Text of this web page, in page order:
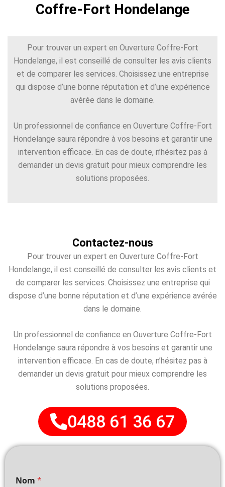
Coffre-Fort Hondelange
Pour trouver un expert en Ouverture Coffre-Fort
Hondelange, il est conseillé de consulter les avis clients
et de comparer les services. Choisissez une entreprise
qui dispose d’une bonne réputation et d’une expérience
avérée dans le domaine.
Un professionnel de confiance en Ouverture Coffre-Fort
Hondelange saura répondre à vos besoins et garantir une
intervention efficace. En cas de doute, n’hésitez pas à
demander un devis gratuit pour mieux comprendre les
solutions proposées.
Contactez-nous
Pour trouver un expert en Ouverture Coffre-Fort
Hondelange, il est conseillé de consulter les avis clients et
de comparer les services. Choisissez une entreprise qui
dispose d’une bonne réputation et d’une expérience avérée
dans le domaine.
Un professionnel de confiance en Ouverture Coffre-Fort
Hondelange saura répondre à vos besoins et garantir une
intervention efficace. En cas de doute, n’hésitez pas à
demander un devis gratuit pour mieux comprendre les
solutions proposées.
0488 61 36 67
Nom *